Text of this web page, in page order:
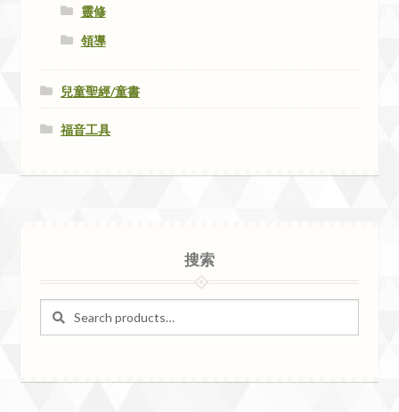
靈修
領導
兒童聖經/童書
福音工具
搜索